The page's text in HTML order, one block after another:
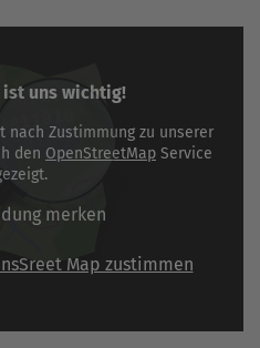
ist uns wichtig!
nach Zustimmung zu unserer
den OpenStreetMap Service
merken
Map zustimmen